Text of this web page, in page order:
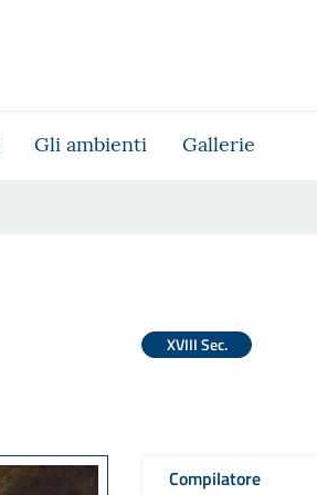
Gli ambienti Gallerie
XVIII Sec.
Compilatore